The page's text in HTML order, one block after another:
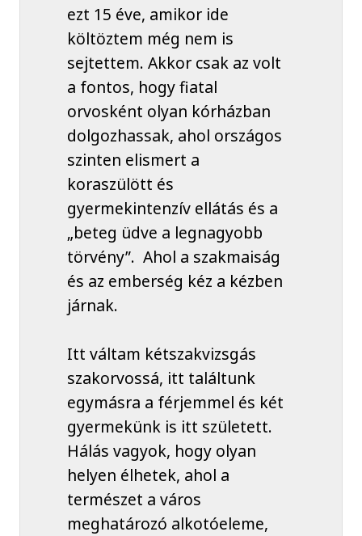
ezt 15 éve, amikor ide
költöztem még nem is
sejtettem. Akkor csak az volt
a fontos, hogy fiatal
orvosként olyan kórházban
dolgozhassak, ahol országos
szinten elismert a
koraszülött és
gyermekintenzív ellátás és a
„beteg üdve a legnagyobb
törvény”. Ahol a szakmaiság
és az emberség kéz a kézben
járnak.
Itt váltam kétszakvizsgás
szakorvossá, itt találtunk
egymásra a férjemmel és két
gyermekünk is itt született.
Hálás vagyok, hogy olyan
helyen élhetek, ahol a
természet a város
meghatározó alkotóeleme,